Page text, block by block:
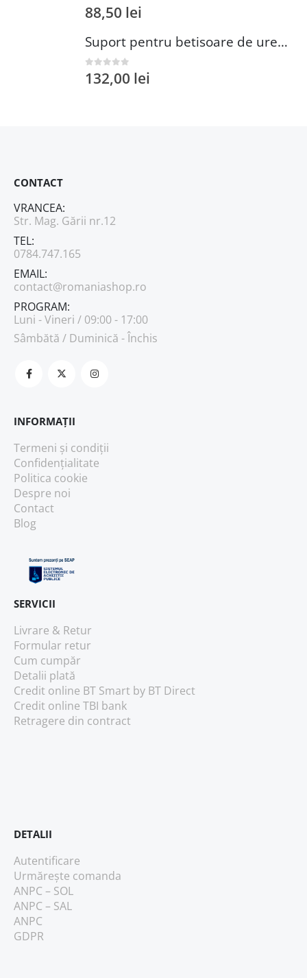
0out of 5
88,50 lei
Suport pentru betisoare de urechi si dischete demachiante Wenko 18 cm inox plastic argintiu
0 out of 5
132,00 lei
CONTACT
VRANCEA:
Str. Mag. Gării nr.12
TEL:
0784.747.165
EMAIL:
contact@romaniashop.ro
PROGRAM:
Luni - Vineri / 09:00 - 17:00
Sâmbătă / Duminică - Închis
INFORMAȚII
Termeni și condiții
Confidențialitate
Politica cookie
Despre noi
Contact
Blog
SERVICII
Livrare & Retur
Formular retur
Cum cumpăr
Detalii plată
Credit online BT Smart by BT Direct
Credit online TBI bank
Retragere din contract
DETALII
Autentificare
Urmărește comanda
ANPC – SOL
ANPC – SAL
ANPC
GDPR